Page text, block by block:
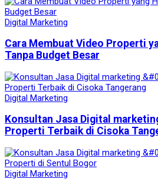
Digital Marketing
Cara Membuat Video Properti
Tanpa Budget Besar
Digital Marketing
Konsultan Jasa Digital
Properti Terbaik di Cisoka
Digital Marketing